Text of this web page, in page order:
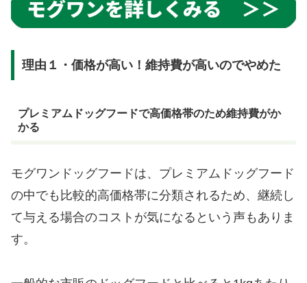
理由１・価格が高い！維持費が高いのでやめた
プレミアムドッグフードで高価格帯のため維持費がか
かる
モグワンドッグフードは、プレミアムドッグフード
の中でも比較的高価格帯に分類されるため、継続し
て与える場合のコストが気になるという声もありま
す。